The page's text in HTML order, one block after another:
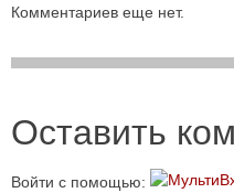
Комментариев еще нет.
Оставить
Войти с помощью: